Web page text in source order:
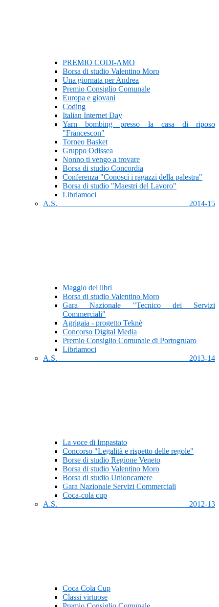
PREMIO CODI-AMO
Borsa di studio Valentino Moro
Una giornata per Andrea
Premio Consiglio Comunale
Europa e giovani
Coding
Italian Internet Day
Yarn bombing presso la casa di riposo
"Francescon"
Torneo Basket
Gruppo Odissea
Nonno ti vengo a trovare
Borsa di studio Concordia
Conferenza "Conosci i ragazzi della palestra"
Borsa di studio "Maestri del Lavoro"
Libriamoci
A.S. 2014-15
Maggio dei libri
Borsa di studio Valentino Moro
Gara Nazionale "Tecnico dei Servizi
Commerciali"
Agrigaia - progetto Teknè
Concorso Digital Media
Premio Consiglio Comunale di Portogruaro
Libriamoci
A.S. 2013-14
La voce di Impastato
Concorso "Legalità e rispetto delle regole"
Borse di studio Regione Veneto
Borsa di studio Valentino Moro
Borsa di studio Unioncamere
Gara Nazionale Servizi Commerciali
Coca-cola cup
A.S. 2012-13
Coca Cola Cup
Classi virtuose